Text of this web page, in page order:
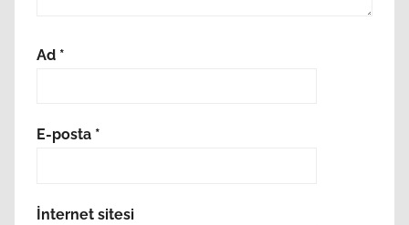
Ad *
E-posta *
İnternet sitesi